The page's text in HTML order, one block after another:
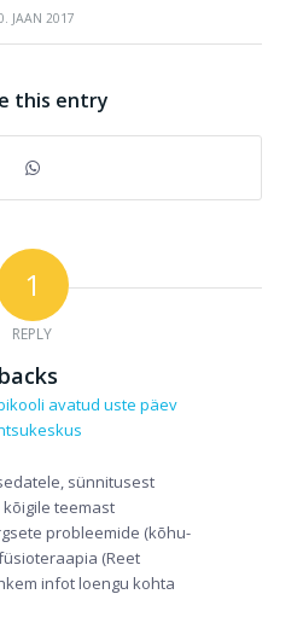
JAAN 2017
this entry
1
REPLY
avatud uste päev
sünnitusest
teemast
probleemide (kõhu-
(Reet
infot loengu kohta